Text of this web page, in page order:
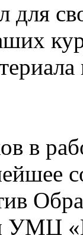
для
в
УМЦ